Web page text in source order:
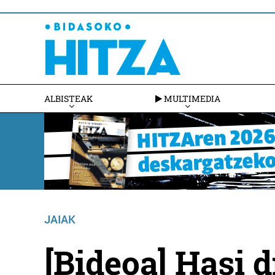
ALBISTEAK MULTIMEDIA
JAIAK
[Bideoa] Hasi